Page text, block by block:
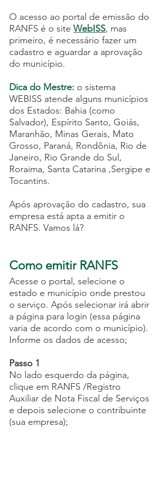
O acesso ao portal de emissão do
RANFS é o site WebISS, mas
primeiro, é necessário fazer um
cadastro e aguardar a aprovação
do município.
Dica do Mestre: o sistema
WEBISS atende alguns municípios
dos Estados: Bahia (como
Salvador), Espírito Santo, Goiás,
Maranhão, Minas Gerais, Mato
Grosso, Paraná, Rondônia, Rio de
Janeiro, Rio Grande do Sul,
Roraima, Santa Catarina ,Sergipe e
Tocantins.
Após aprovação do cadastro, sua
empresa está apta a emitir o
RANFS. Vamos lá?
Como emitir RANFS
Acesse o portal, selecione o
estado e município onde prestou
o serviço. Após selecionar irá abrir
a página para login (essa página
varia de acordo com o município).
Informe os dados de acesso;
Passo 1
No lado esquerdo da página,
clique em RANFS /Registro
Auxiliar de Nota Fiscal de Serviços
e depois selecione o contribuinte
(sua empresa);